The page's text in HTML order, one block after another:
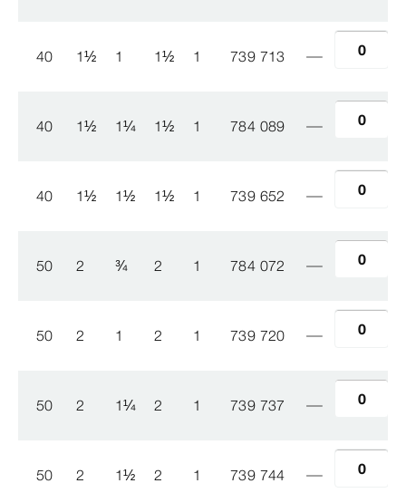
40 1½ 1 1½ 1 739 713
40 1½ 1¼ 1½ 1 784 089
40 1½ 1½ 1½ 1 739 652
50 2 ¾ 2 1 784 072
50 2 1 2 1 739 720
50 2 1¼ 2 1 739 737
50 2 1½ 2 1 739 744